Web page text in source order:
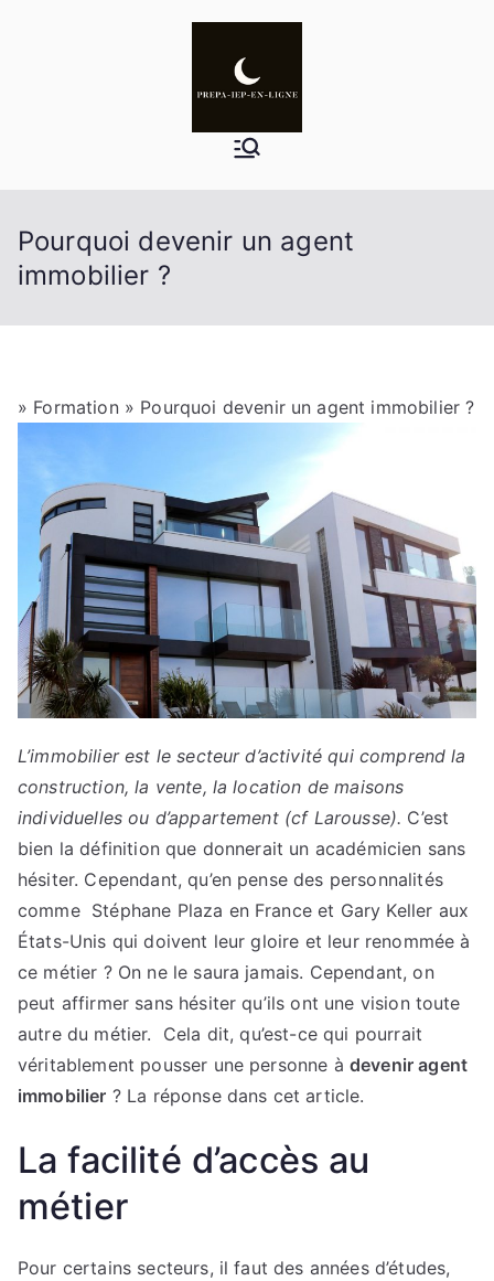
Pourquoi devenir un agent
immobilier ?
» Formation» Pourquoi devenir un agent immobilier ?
L’immobilier est le secteur d’activité qui comprend la
construction, la vente, la location de maisons
individuelles ou d’appartement (cf Larousse). C’est
bien la définition que donnerait un académicien sans
hésiter. Cependant, qu’en pense des personnalités
comme Stéphane Plaza en France et Gary Keller aux
États-Unis qui doivent leur gloire et leur renommée à
ce métier ? On ne le saura jamais. Cependant, on
peut affirmer sans hésiter qu’ils ont une vision toute
autre du métier. Cela dit, qu’est-ce qui pourrait
véritablement pousser une personne à devenir agent
immobilier ? La réponse dans cet article.
La facilité d’accès au
métier
Pour certains secteurs, il faut des années d’études,